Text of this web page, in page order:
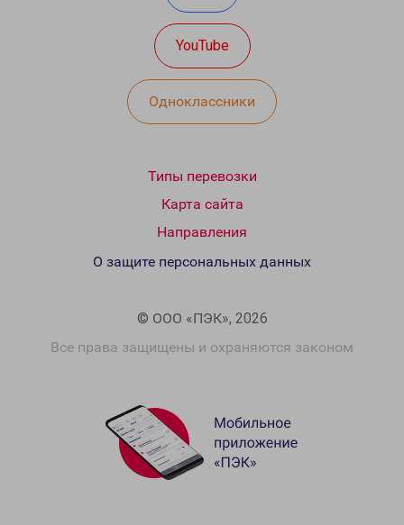
YouTube
Одноклассники
Типы перевозки
Карта сайта
Направления
© ООО «ПЭК», 2026
Все права защищены и охраняются законом
О защите персональных данных